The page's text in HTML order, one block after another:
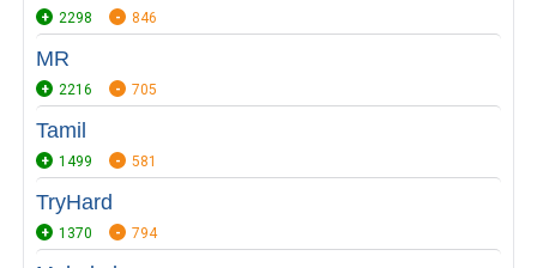
2298 846
MR
2216 705
Tamil
1499 581
TryHard
1370 794